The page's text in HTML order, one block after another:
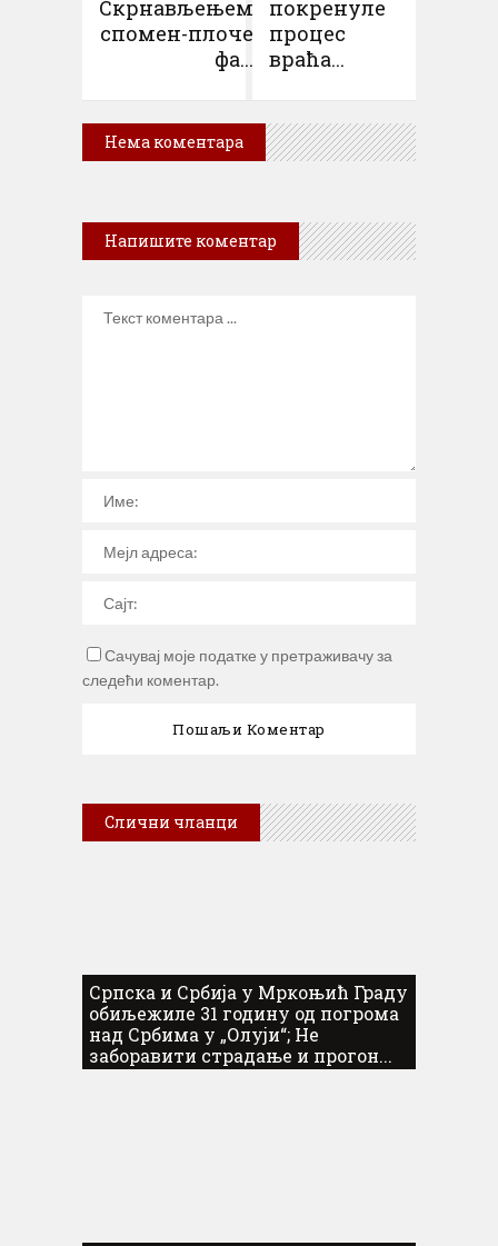
Скрнављењем
спомен-плоче
фа...
покренуле
процес
враћа...
Нема коментара
Напишите коментар
Сачувај моје податке у претраживачу за
следећи коментар.
Слични чланци
Српска и Србија у Мркоњић Граду
обиљежиле 31 годину од погрома
над Србима у „Олуји“; Не
заборавити страдање и прогон...